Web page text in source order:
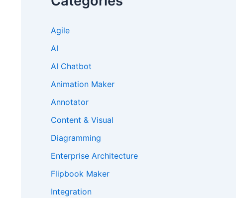
Agile
AI
AI Chatbot
Animation Maker
Annotator
Content & Visual
Diagramming
Enterprise Architecture
Flipbook Maker
Integration